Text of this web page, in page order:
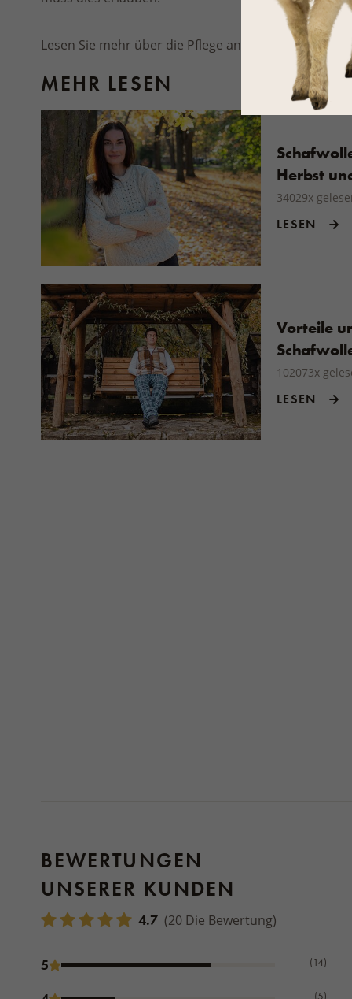
Lesen Sie mehr über die Pflege anderer
MEHR LESEN
Herbst
34029x
LESEN
Vorteile
102073x
LESEN
BEWERTUNGEN
UNSERER KUNDEN
4.7 (20 Die Bewertung)
5 (14)
(5)